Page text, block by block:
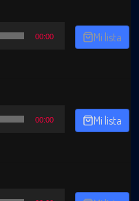
00:00 Mi lista
00:00 Mi lista